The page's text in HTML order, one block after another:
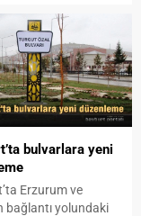
İbrahim
edebiyat ile
kesişmesinden
şiirlerinden bir
84 yaşındaki
bahsederek,
ve
kamuda aldığı
anlatarak başladı.
bulvarlara yeni
Erzurum ve
bağlantı yolundaki